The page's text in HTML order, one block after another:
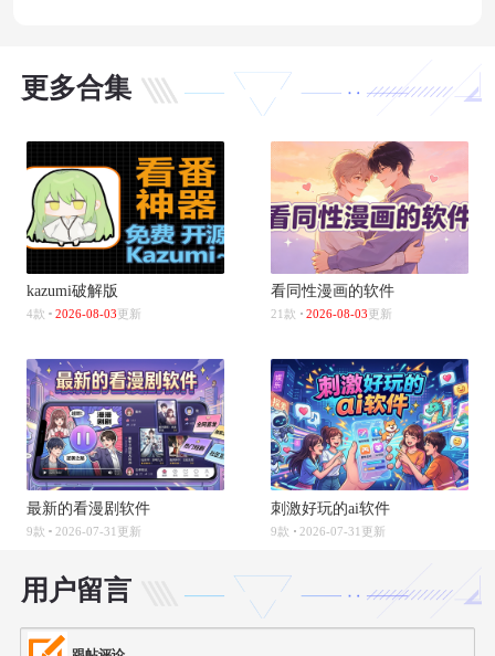
更多合集
kazumi破解版
4款 2026-08-03 更新
看同性漫画的软件
21款 2026-08-03 更新
最新的看漫剧软件
9款 2026-07-31更新
刺激好玩的ai软件
9款 2026-07-31更新
用户留言